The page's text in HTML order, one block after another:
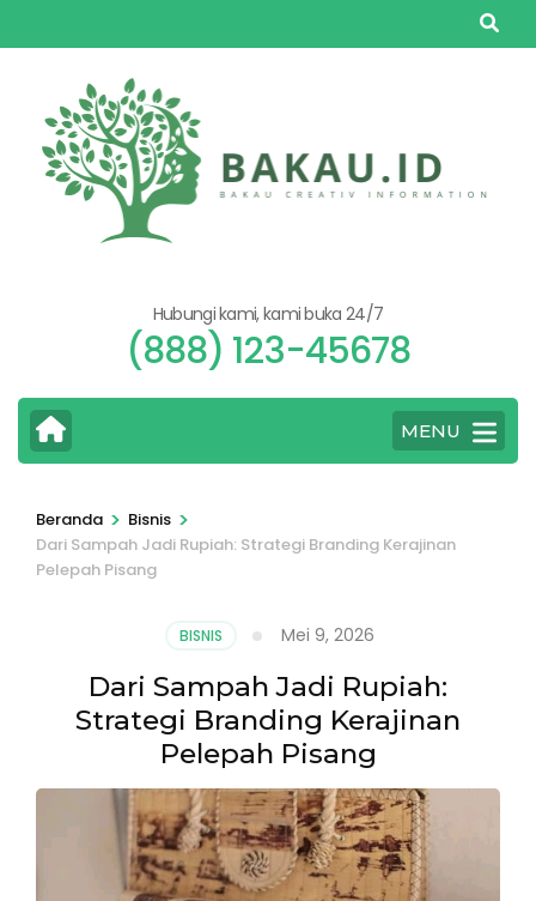
ke
(Tekan
Enter)
Hubungi kami, kami buka 24/7
(888) 123-45678
MENU
Beranda > Bisnis >
Dari Sampah Jadi Rupiah: Strategi Branding Kerajinan
Pelepah Pisang
BISNIS Mei 9, 2026
Dari Sampah Jadi Rupiah:
Strategi Branding Kerajinan
Pelepah Pisang